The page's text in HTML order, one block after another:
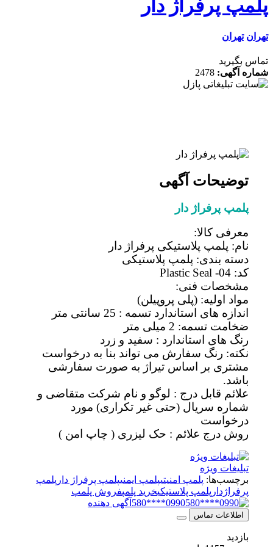
پرفراژ دار
تهران
بگیرید
آگهی:2478
توضیحات آگهی
پلمپ پرفراژ دار
معرفی کالا:
نام: پلمپ پلاستیکی پرفراژ دار
دسته بندی: پلمپ پلاستیکی
مشخصات فنی:
مواد اولیه: (پلی پروپیلن)
اندازه های استاندارد تسمه : 25 سانتی متر
ضخامت تسمه: 2 میلی متر
رنگ های استاندارد : سفید و زرد
نکته: رنگ سفارش می تواند بنا به درخواست
مشتری بر اساس تیراژ به صورت سفارشی
باشد.
علائم قابل درج : لوگو و نام شرکت متقاضی و
شماره سریال (حتی غیر تکراری) مورد
درخواست
روش درج علائم : حک لیزری ( چاپ امن )
تبلیغات ویژه
برچسب‌ها:پلمپ امنیتی پلمپ ایمنیپلمپ پرفراژ دار پلمپ
پرفراژدار پلمپ پلاستیکیخرید پلمپفروش پلمپ
0990****580
آگهی دهنده
اطلاعات تماس